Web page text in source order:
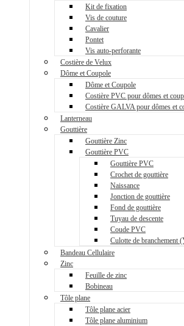
Kit de fixation
Vis de couture
Cavalier
Pontet
Vis auto-perforante
Costière de Velux
Dôme et Coupole
Dôme et Coupole
Costière PVC pour dômes et
Costière GALVA pour dômes et
Lanterneau
Gouttière
Gouttière Zinc
Gouttière PVC
Gouttière PVC
Crochet de gouttière
Naissance
Jonction de gouttière
Fond de gouttière
Tuyau de descente
Coude PVC
Culotte de branchement
Bandeau Cellulaire
Zinc
Feuille de zinc
Bobineau
Tôle plane
Tôle plane acier
Tôle plane aluminium